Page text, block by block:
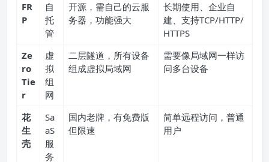
FR
P
自
托
管
开源，需自己的云服
务器，功能强大
长期使用、企业自
建、支持TCP/HTTP/
HTTPS
Ze
ro
Tie
r
虚
拟
组
网
二层隧道，所有设备
组成虚拟局域网
需要像局域网一样访
问多台设备
花
生
壳
Sa
aS
服
务
国内老牌，有免费版
但限速
简单远程访问，普通
用户